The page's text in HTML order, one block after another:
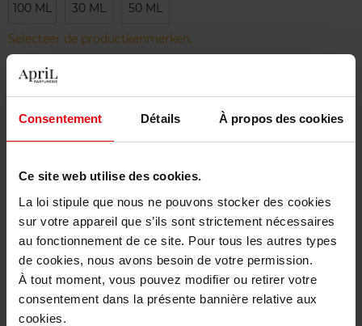
Consentement Détails À propos des cookies
Ce site web utilise des cookies.
La loi stipule que nous ne pouvons stocker des cookies
sur votre appareil que s’ils sont strictement nécessaires
au fonctionnement de ce site. Pour tous les autres types
de cookies, nous avons besoin de votre permission.
À tout moment, vous pouvez modifier ou retirer votre
consentement dans la présente bannière relative aux
cookies.
100 ML 30 ML 50 ML
Selecteer de productkenmerken.
Beschrijving